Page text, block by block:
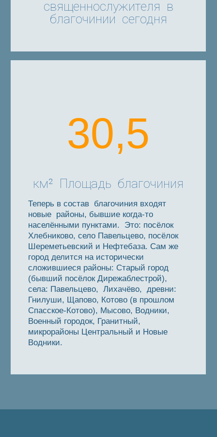
священнослужителя в
благочинии сегодня
30,5
км² Площадь благочиния
Теперь в состав благочиния входят
новые районы, бывшие когда-то
населёнными пунктами. Это: посёлок
Хлебниково, село Павельцево, посёлок
Шереметьевский и Нефтебаза. Сам же
город делится на исторически
сложившиеся районы: Старый город
(бывший посёлок Дирежаблестрой),
села: Павельцево, Лихачёво, древни:
Гнилуши, Щапово, Котово (в прошлом
Спасское-Котово), Мысово, Водники,
Военный городок, Гранитный,
микрорайоны Центральный и Новые
Водники.